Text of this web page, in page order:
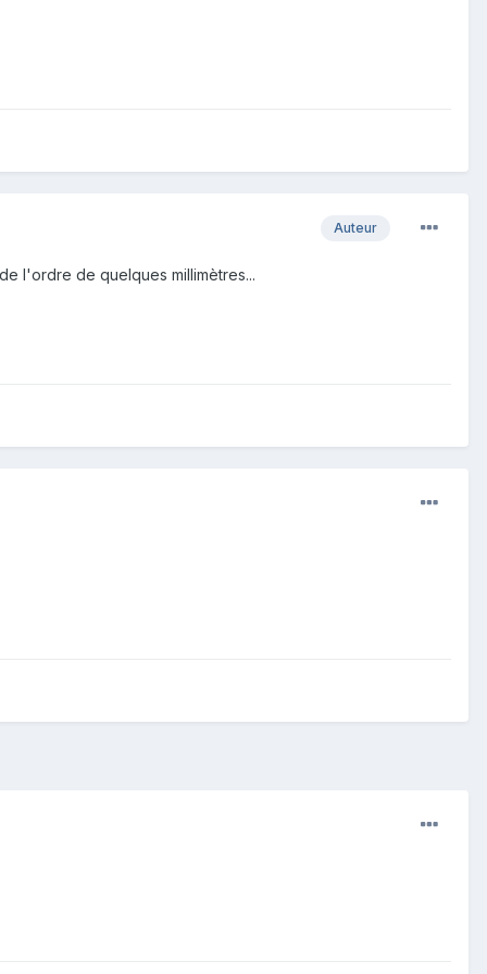
Auteur
l'ordre de quelques millimètres...